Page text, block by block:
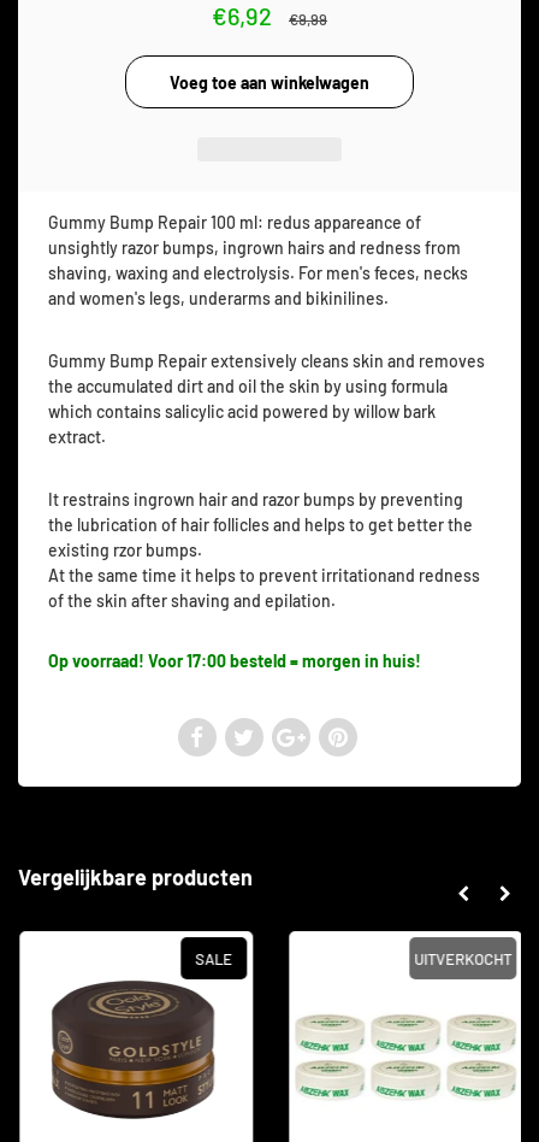
€6,92 €9,99
Gummy Bump Repair 100 ml: redus appareance of
unsightly razor bumps, ingrown hairs and redness from
shaving, waxing and electrolysis. For men's feces, necks
and women's legs, underarms and bikinilines.
Gummy Bump Repair extensively cleans skin and removes
the accumulated dirt and oil the skin by using formula
which contains salicylic acid powered by willow bark
extract.
It restrains ingrown hair and razor bumps by preventing
the lubrication of hair follicles and helps to get better the
existing rzor bumps.
At the same time it helps to prevent irritationand redness
of the skin after shaving and epilation.
Op voorraad! Voor 17:00 besteld = morgen in huis!
Vergelijkbare producten
SALE UITVERKOCHT